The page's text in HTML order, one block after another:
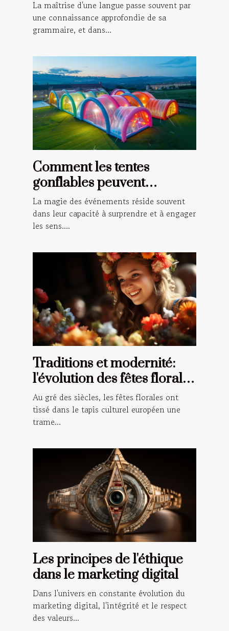
La maîtrise d'une langue passe souvent par
une connaissance approfondie de sa
grammaire, et dans...
Comment les tentes
gonflables peuvent
transformer vos
événements en spectacles
La magie des événements réside souvent
dans leur capacité à surprendre et à engager
les sens....
Traditions et modernité:
l'évolution des fêtes florales
à travers le temps en
Europe
Au gré des siècles, les fêtes florales ont
tissé dans le tapis culturel européen une
trame...
Les principes de l'éthique
dans le marketing digital
Dans l'univers en constante évolution du
marketing digital, l'intégrité et le respect
des valeurs...